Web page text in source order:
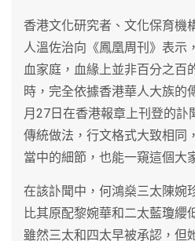
香港文化研究者、文化保育機
人溫佐治向《鳳凰周刊》表示
血家庭，血緣上並非百分之百
時，完全依據香港華人大族的
月27日在香港報章上刊登的訃
傳統做法，行文格式大致相同
當中的細節，也能一窺這個大
在該訃聞中，何鴻燊三太陳婉
比其原配黎婉華和二太藍瓊纓
雖然三太和四太早被承認，但